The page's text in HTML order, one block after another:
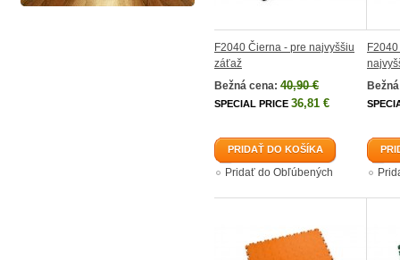
F2040 Čierna - pre najvyššiu
záťaž
Bežná cena: 40,90 €
SPECIAL PRICE 36,81 €
PRIDAŤ DO KOŠÍKA
Pridať do Obľúbených